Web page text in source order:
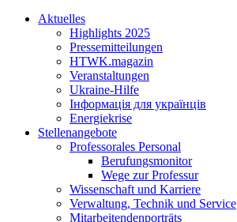
Aktuelles
Highlights 2025
Pressemitteilungen
HTWK.magazin
Veranstaltungen
Ukraine-Hilfe
Інформація для українців
Energiekrise
Stellenangebote
Professorales Personal
Berufungsmonitor
Wege zur Professur
Wissenschaft und Karriere
Verwaltung, Technik und Service
Mitarbeitendenporträts